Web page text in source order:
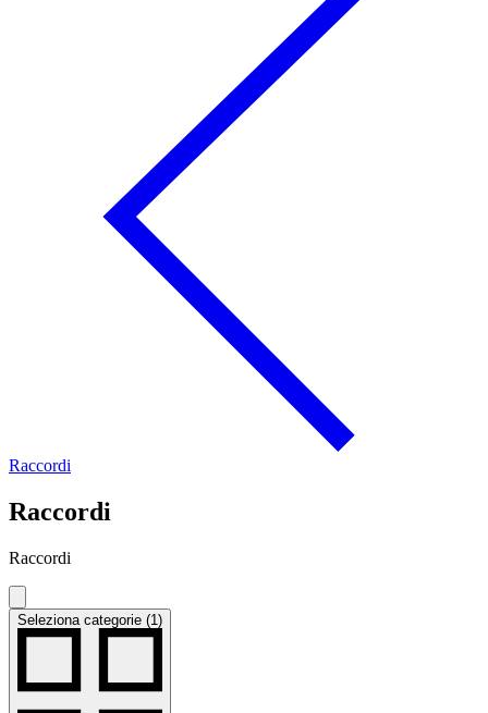
Raccordi
Raccordi
Raccordi
Seleziona categorie (1)